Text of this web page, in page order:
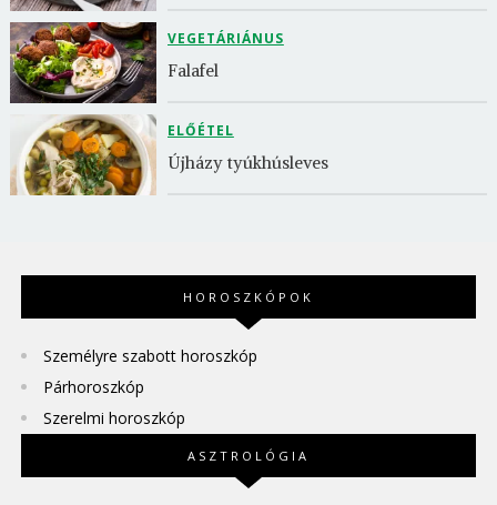
VEGETÁRIÁNUS
Falafel
ELŐÉTEL
Újházy tyúkhúsleves
HOROSZKÓPOK
Személyre szabott horoszkóp
Párhoroszkóp
Szerelmi horoszkóp
ASZTROLÓGIA